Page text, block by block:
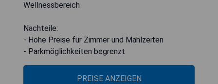
Wellnessbereich
Nachteile:
- Hohe Preise für Zimmer und Mahlzeiten
- Parkmöglichkeiten begrenzt
PREISE ANZEIGEN